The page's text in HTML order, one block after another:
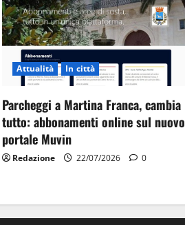
Attualità In città
Parcheggi a Martina Franca, cambia
tutto: abbonamenti online sul nuovo
portale Muvin
Redazione 22/07/2026 0